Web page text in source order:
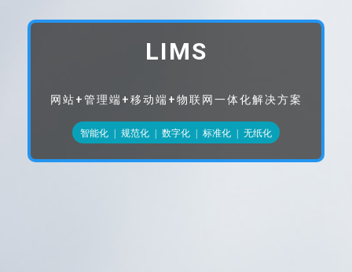
LIMS
网站+管理端+移动端+物联网一体化解决方案
智能化 | 规范化 | 数字化 | 标准化 | 无纸化